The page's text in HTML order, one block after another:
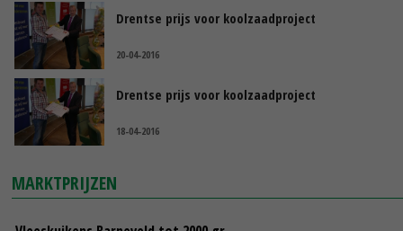
Drentse prijs voor koolzaadproject
20-04-2016
Drentse prijs voor koolzaadproject
18-04-2016
MARKTPRIJZEN